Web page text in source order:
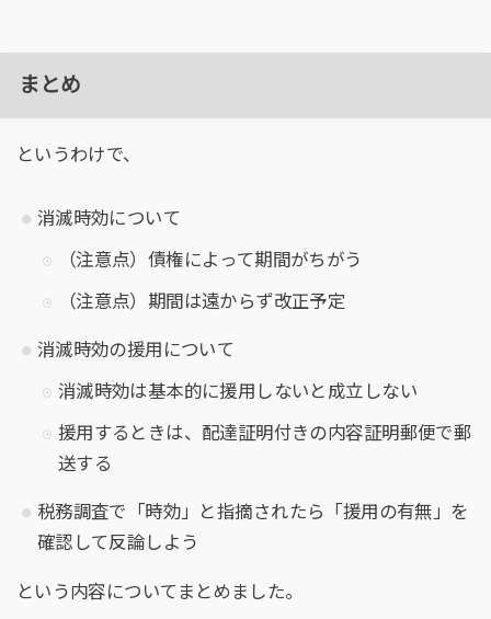
まとめ
というわけで、
消滅時効について
（注意点）債権によって期間がちがう
（注意点）期間は遠からず改正予定
消滅時効の援用について
消滅時効は基本的に援用しないと成立しない
援用するときは、配達証明付きの内容証明郵便で郵
送する
税務調査で「時効」と指摘されたら「援用の有無」を
確認して反論しよう
という内容についてまとめました。